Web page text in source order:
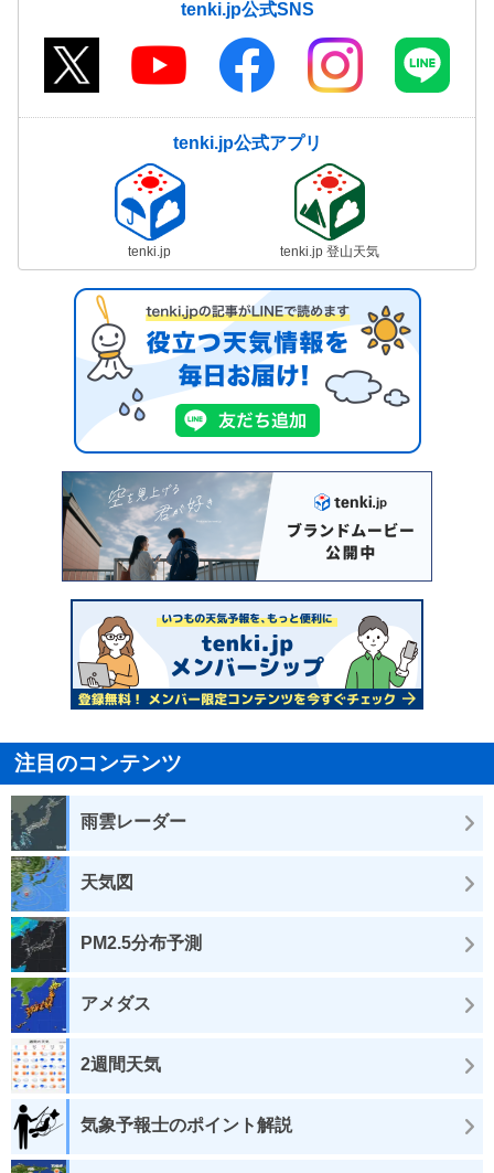
tenki.jp公式SNS
tenki.jp公式アプリ
tenki.jp tenki.jp 登山天気
注目のコンテンツ
雨雲レーダー
天気図
PM2.5分布予測
アメダス
2週間天気
気象予報士のポイント解説